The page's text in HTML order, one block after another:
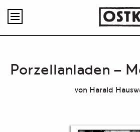

Porzellanladen –
von Harald